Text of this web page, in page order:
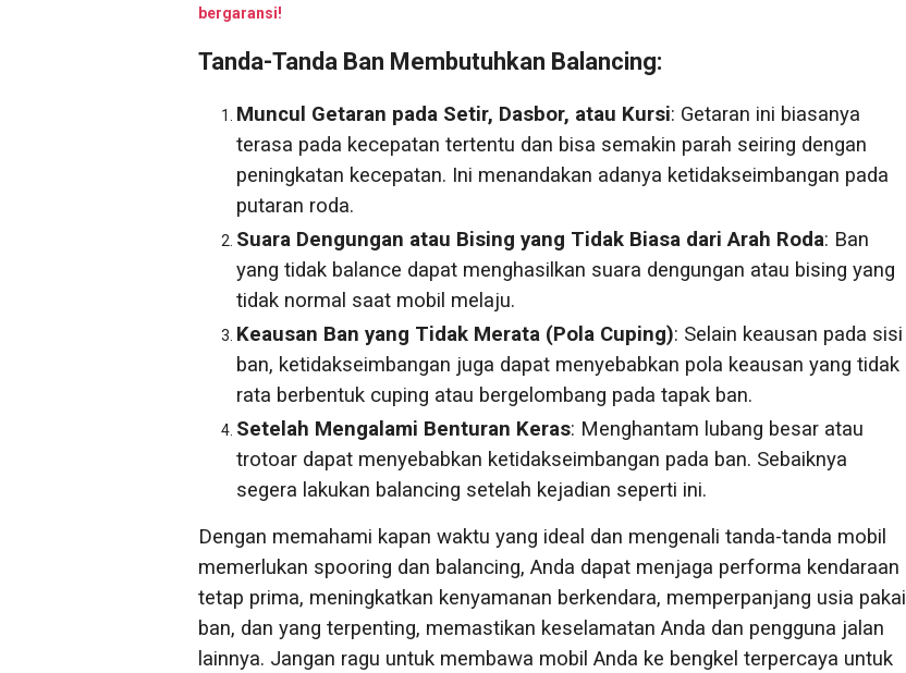
bergaransi!
Tanda-Tanda Ban Membutuhkan Balancing:
Muncul Getaran pada Setir, Dasbor, atau Kursi: Getaran ini biasanya
terasa pada kecepatan tertentu dan bisa semakin parah seiring dengan
peningkatan kecepatan. Ini menandakan adanya ketidakseimbangan pada
putaran roda.
Suara Dengungan atau Bising yang Tidak Biasa dari Arah Roda: Ban
yang tidak balance dapat menghasilkan suara dengungan atau bising yang
tidak normal saat mobil melaju.
Keausan Ban yang Tidak Merata (Pola Cuping): Selain keausan pada sisi
ban, ketidakseimbangan juga dapat menyebabkan pola keausan yang tidak
rata berbentuk cuping atau bergelombang pada tapak ban.
Setelah Mengalami Benturan Keras: Menghantam lubang besar atau
trotoar dapat menyebabkan ketidakseimbangan pada ban. Sebaiknya
segera lakukan balancing setelah kejadian seperti ini.
Dengan memahami kapan waktu yang ideal dan mengenali tanda-tanda mobil
memerlukan spooring dan balancing, Anda dapat menjaga performa kendaraan
tetap prima, meningkatkan kenyamanan berkendara, memperpanjang usia pakai
ban, dan yang terpenting, memastikan keselamatan Anda dan pengguna jalan
lainnya. Jangan ragu untuk membawa mobil Anda ke bengkel terpercaya untuk